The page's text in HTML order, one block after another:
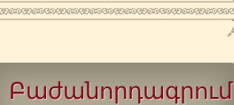
Բաժանորդագրում